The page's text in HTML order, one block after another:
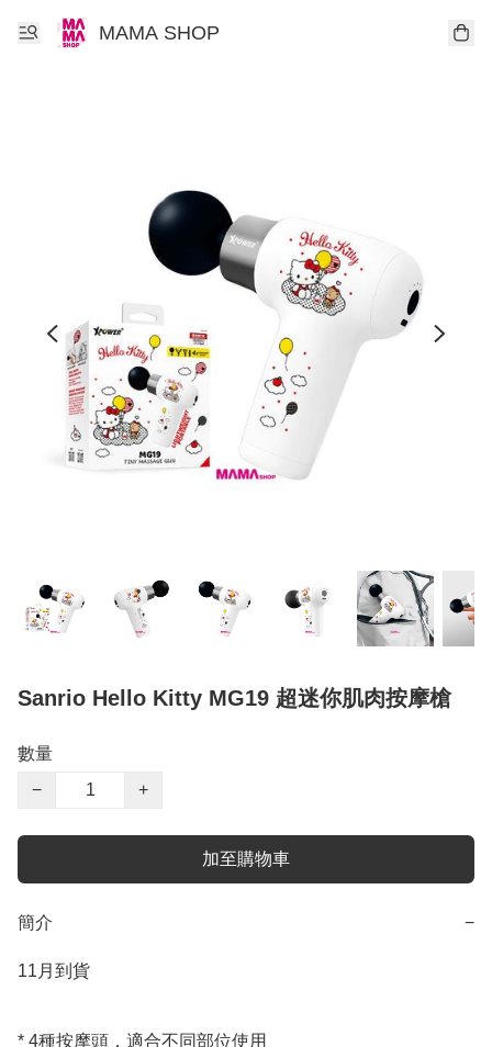
MAMA SHOP
Sanrio Hello Kitty MG19 超迷你肌肉按摩槍
數量
−
+
加至購物車
簡介 −
11月到貨
* 4種按摩頭，適合不同部位使用